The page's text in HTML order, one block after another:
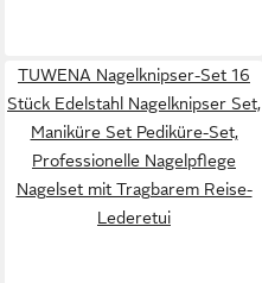
TUWENA Nagelknipser-Set 16
Stück Edelstahl Nagelknipser Set,
Maniküre Set Pediküre-Set,
Professionelle Nagelpflege
Nagelset mit Tragbarem Reise-
Lederetui